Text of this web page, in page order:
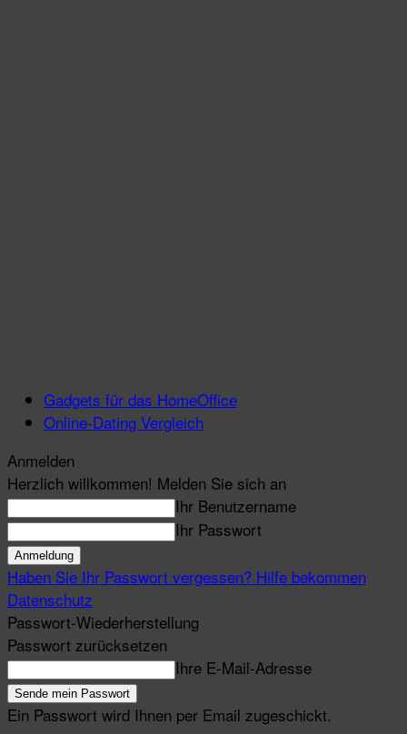
Gadgets für das HomeOffice
Online-Dating Vergleich
Anmelden
Herzlich willkommen! Melden Sie sich an
Ihr Benutzername
Ihr Passwort
Haben Sie Ihr Passwort vergessen? Hilfe bekommen
Datenschutz
Passwort-Wiederherstellung
Passwort zurücksetzen
Ihre E-Mail-Adresse
Ein Passwort wird Ihnen per Email zugeschickt.